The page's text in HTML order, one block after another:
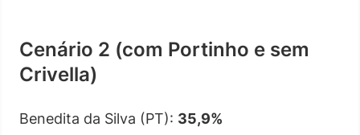
Cenário 2 (com Portinho e sem
Crivella)
Benedita da Silva (PT): 35,9%